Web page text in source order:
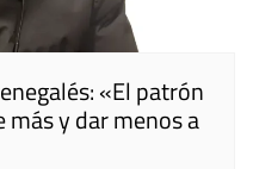
«El patrón
y dar menos a